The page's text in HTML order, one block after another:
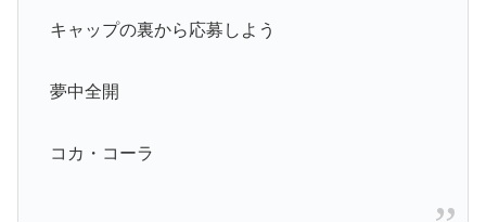
キャップの裏から応募しよう
夢中全開
コカ・コーラ